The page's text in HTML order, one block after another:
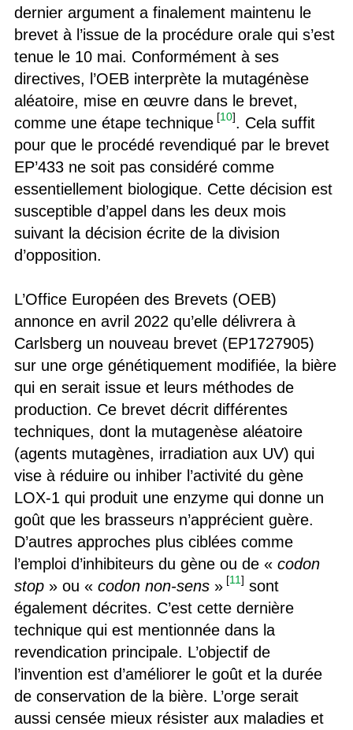
dernier argument a finalement maintenu le
brevet à l’issue de la procédure orale qui s’est
tenue le 10 mai. Conformément à ses
directives, l’OEB interprète la mutagénèse
aléatoire, mise en œuvre dans le brevet,
comme une étape technique [10]. Cela suffit
pour que le procédé revendiqué par le brevet
EP’433 ne soit pas considéré comme
essentiellement biologique. Cette décision est
susceptible d’appel dans les deux mois
suivant la décision écrite de la division
d’opposition.
L’Office Européen des Brevets (OEB)
annonce en avril 2022 qu’elle délivrera à
Carlsberg un nouveau brevet (EP1727905)
sur une orge génétiquement modifiée, la bière
qui en serait issue et leurs méthodes de
production. Ce brevet décrit différentes
techniques, dont la mutagenèse aléatoire
(agents mutagènes, irradiation aux UV) qui
vise à réduire ou inhiber l’activité du gène
LOX-1 qui produit une enzyme qui donne un
goût que les brasseurs n’apprécient guère.
D’autres approches plus ciblées comme
l’emploi d’inhibiteurs du gène ou de « codon
stop» ou « codon non-sens» [11] sont
également décrites. C’est cette dernière
technique qui est mentionnée dans la
revendication principale. L’objectif de
l’invention est d’améliorer le goût et la durée
de conservation de la bière. L’orge serait
aussi censée mieux résister aux maladies et